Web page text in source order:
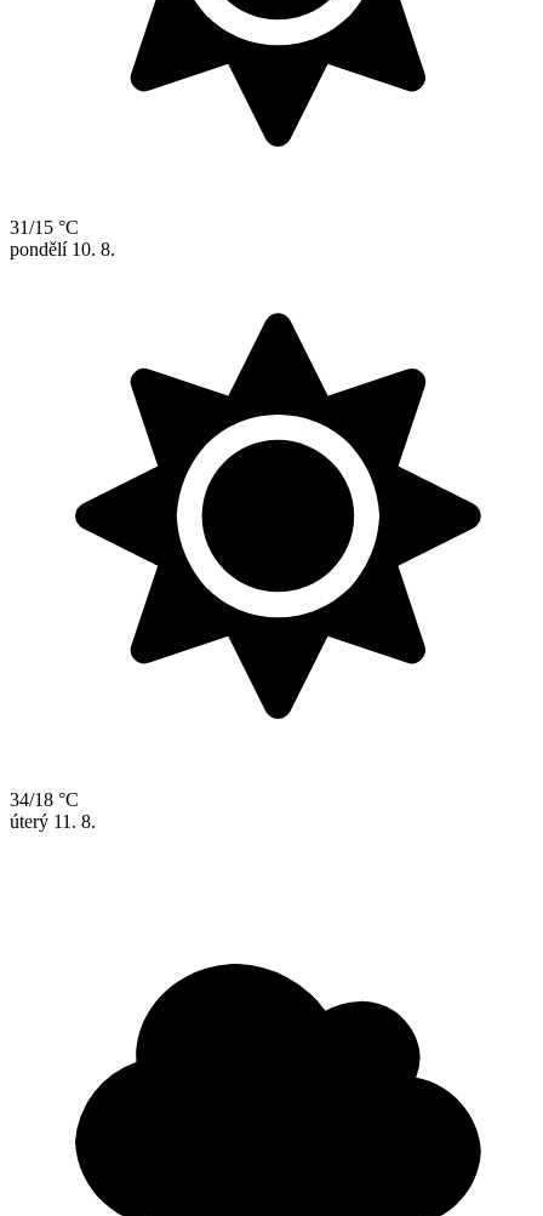
31/15 °C
pondělí 10. 8.
34/18 °C
úterý 11. 8.